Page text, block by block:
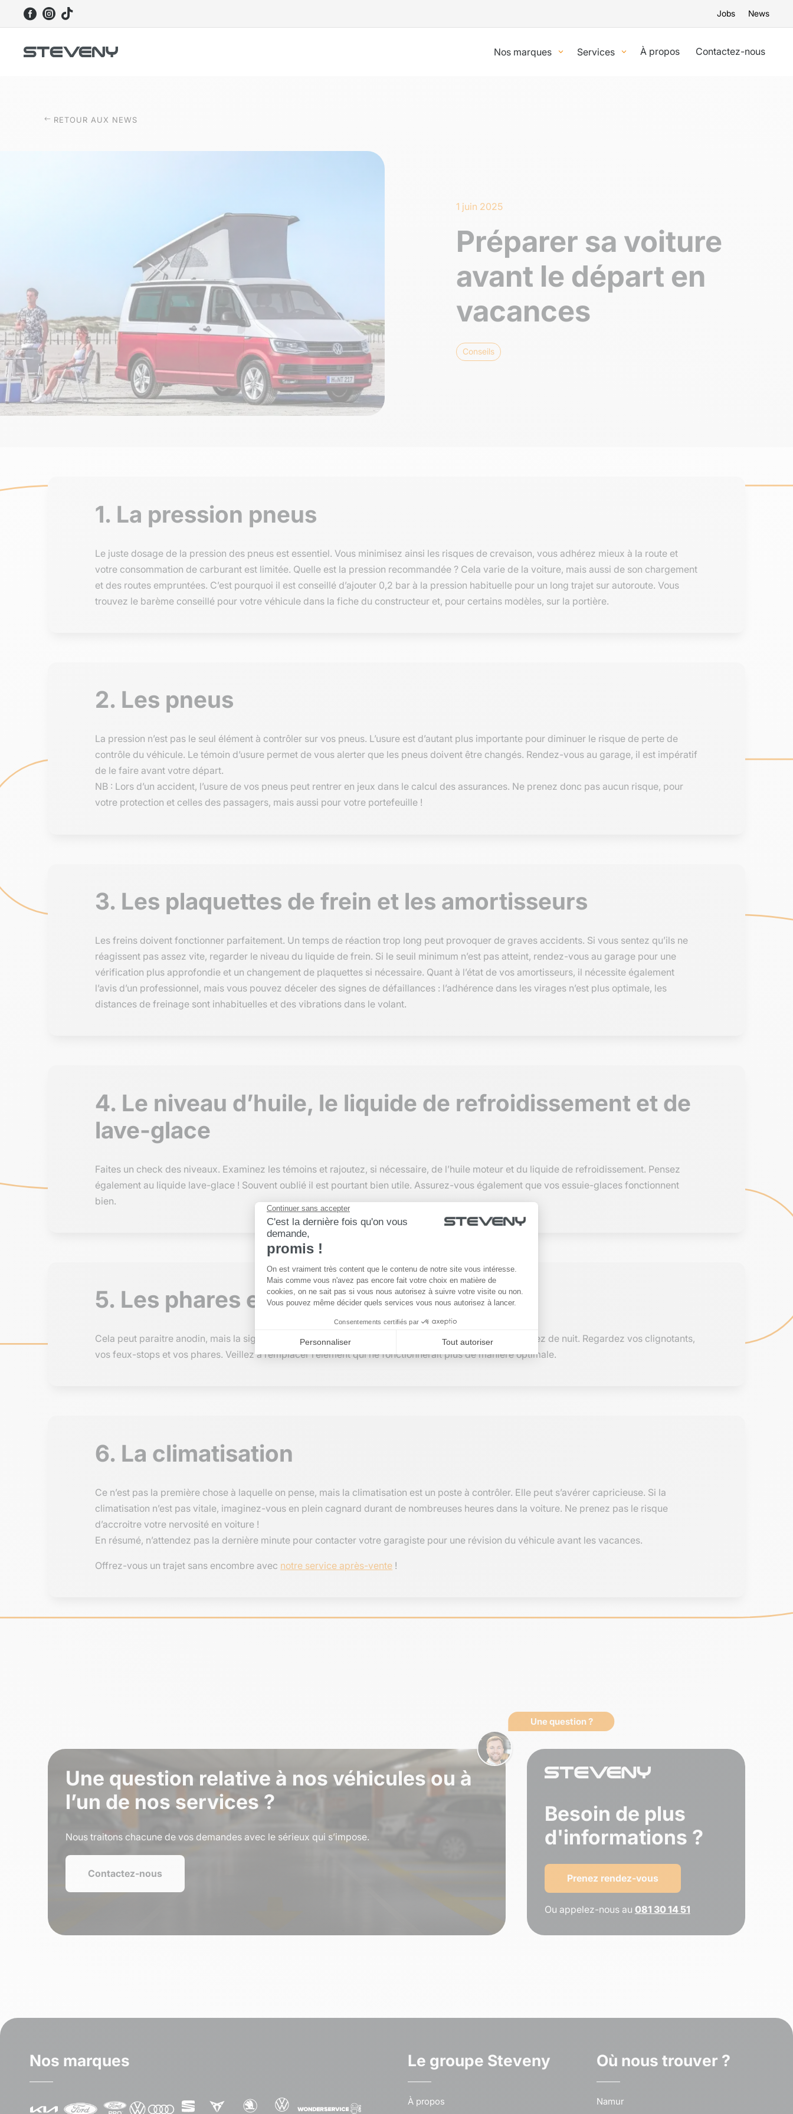
   Jobs News
Nos marques Services À propos Contactez-nous
RETOUR AUX NEWS
1 juin 2025
Préparer sa voiture
avant le départ en
vacances
Conseils
1. La pression pneus
Le juste dosage de la pression des pneus est essentiel. Vous minimisez ainsi les risques de crevaison, vous adhérez mieux à la route et
votre consommation de carburant est limitée. Quelle est la pression recommandée ? Cela varie de la voiture, mais aussi de son chargement
et des routes empruntées. C’est pourquoi il est conseillé d’ajouter 0,2 bar à la pression habituelle pour un long trajet sur autoroute. Vous
trouvez le barème conseillé pour votre véhicule dans la fiche du constructeur et, pour certains modèles, sur la portière.
2. Les pneus
La pression n’est pas le seul élément à contrôler sur vos pneus. L’usure est d’autant plus importante pour diminuer le risque de perte de
contrôle du véhicule. Le témoin d’usure permet de vous alerter que les pneus doivent être changés. Rendez-vous au garage, il est impératif
de le faire avant votre départ.
NB : Lors d’un accident, l’usure de vos pneus peut rentrer en jeux dans le calcul des assurances. Ne prenez donc pas aucun risque, pour
votre protection et celles des passagers, mais aussi pour votre portefeuille !
3. Les plaquettes de frein et les amortisseurs
Les freins doivent fonctionner parfaitement. Un temps de réaction trop long peut provoquer de graves accidents. Si vous sentez qu’ils ne
réagissent pas assez vite, regarder le niveau du liquide de frein. Si le seuil minimum n’est pas atteint, rendez-vous au garage pour une
vérification plus approfondie et un changement de plaquettes si nécessaire. Quant à l’état de vos amortisseurs, il nécessite également
l’avis d’un professionnel, mais vous pouvez déceler des signes de défaillances : l’adhérence dans les virages n’est plus optimale, les
distances de freinage sont inhabituelles et des vibrations dans le volant.
4. Le niveau d’huile, le liquide de refroidissement et de
lave-glace
Faites un check des niveaux. Examinez les témoins et rajoutez, si nécessaire, de l’huile moteur et du liquide de refroidissement. Pensez
également au liquide lave-glace ! Souvent oublié il est pourtant bien utile. Assurez-vous également que vos essuie-glaces fonctionnent
bien.
5. Les phares et les voyants lumineux
Cela peut paraitre anodin, mais la signalisation est capitale sur la route. Qui plus est, lorsque vous roulez de nuit. Regardez vos clignotants,
vos feux-stops et vos phares. Veillez à remplacer l’élément qui ne fonctionnerait plus de manière optimale.
6. La climatisation
Ce n’est pas la première chose à laquelle on pense, mais la climatisation est un poste à contrôler. Elle peut s’avérer capricieuse. Si la
climatisation n’est pas vitale, imaginez-vous en plein cagnard durant de nombreuses heures dans la voiture. Ne prenez pas le risque
d’accroitre votre nervosité en voiture !
En résumé, n’attendez pas la dernière minute pour contacter votre garagiste pour une révision du véhicule avant les vacances.
Offrez-vous un trajet sans encombre avec notre service après-vente !
Une question ?
Une question relative à nos véhicules ou à
l’un de nos services ?
Nous traitons chacune de vos demandes avec le sérieux qui s’impose.
Contactez-nous
Besoin de plus
d'informations ?
Prenez rendez-vous
Ou appelez-nous au 081 30 14 51
Nos marques Le groupe Steveny
À propos
Où nous trouver ?
Namur